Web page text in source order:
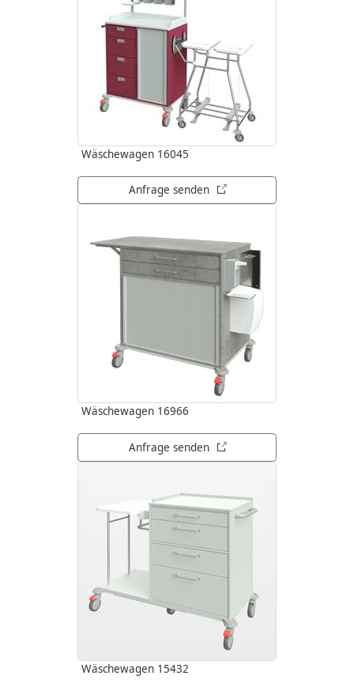
Wäschewagen 16045
Anfrage senden öffnet in neuem Tab
Wäschewagen 16966
Anfrage senden öffnet in neuem Tab
Wäschewagen 15432